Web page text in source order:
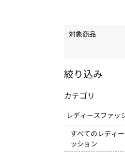
対象商品
絞り込み
カテゴリ
レディースファッ
すべてのレディ
ッション